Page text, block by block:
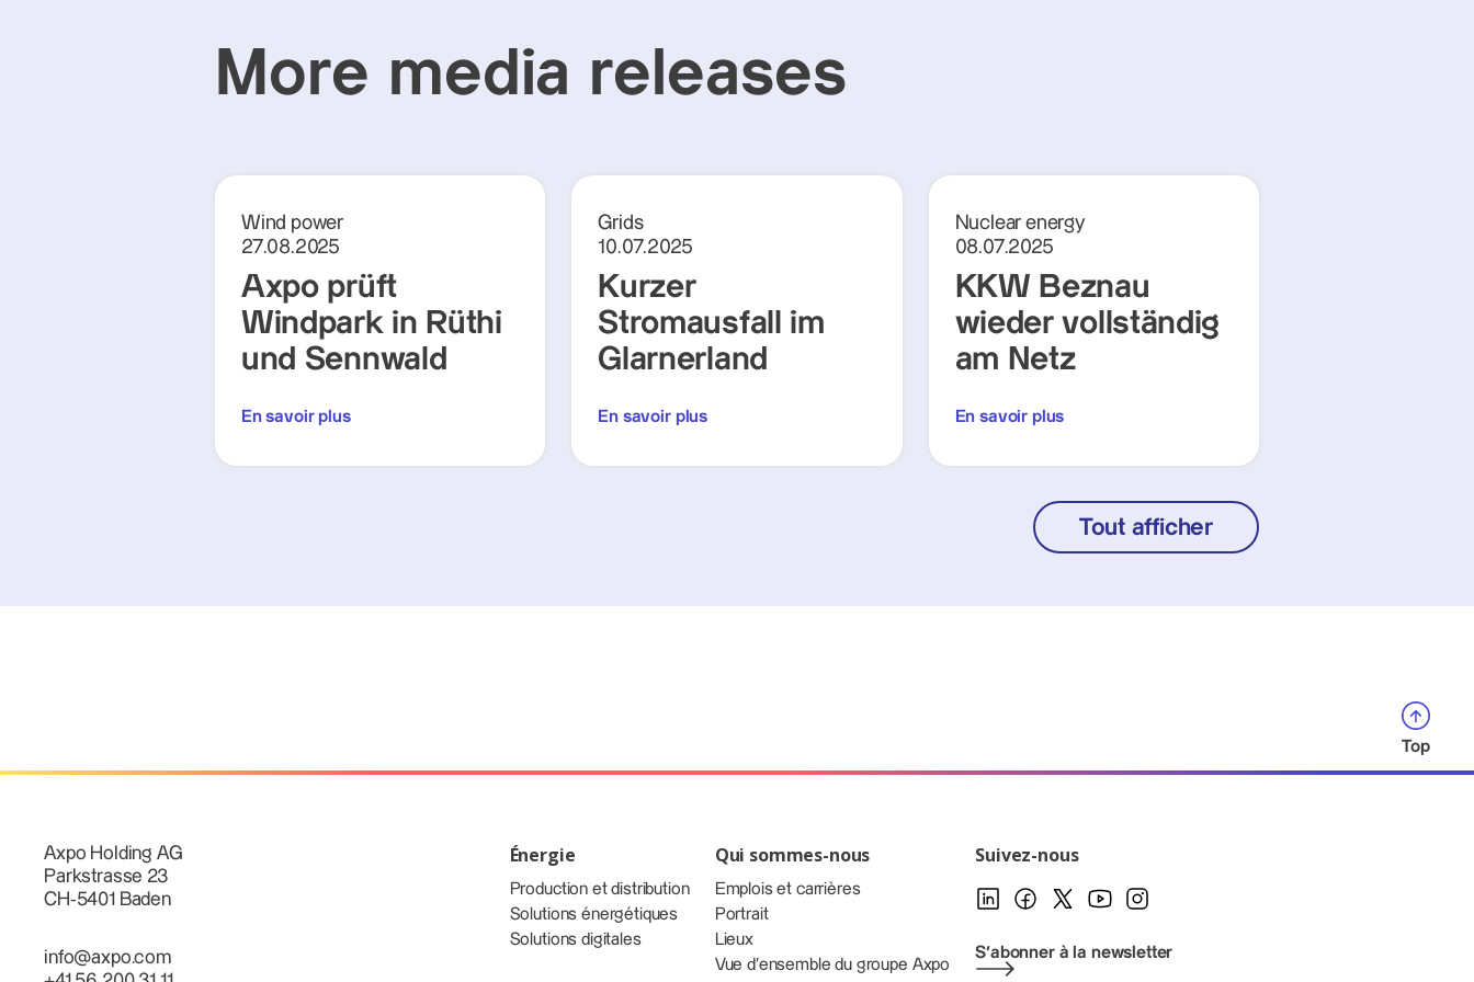
More media releases
Wind power
27.08.2025
Axpo prüft
Windpark in Rüthi
und Sennwald
En savoir plus
Grids
10.07.2025
Kurzer
Stromausfall im
Glarnerland
En savoir plus
Nuclear energy
08.07.2025
KKW Beznau
wieder vollständig
am Netz
En savoir plus
Tout afficher
Top
Axpo Holding AG
Parkstrasse 23
CH-5401 Baden
info@axpo.com
Énergie
Production et distribution
Solutions énergétiques
Solutions digitales
Qui sommes-nous
Emplois et carrières
Portrait
Lieux
Vue d’ensemble du groupe Axpo
Suivez-nous
S'abonner à la newsletter